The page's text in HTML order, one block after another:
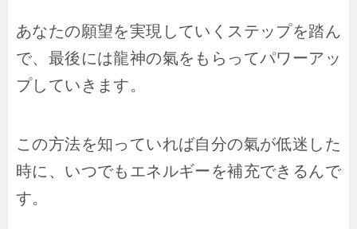
あなたの願望を実現していくステップを踏ん
で、最後には龍神の氣をもらってパワーアッ
プしていきます。
この方法を知っていれば自分の氣が低迷した
時に、いつでもエネルギーを補充できるんで
す。